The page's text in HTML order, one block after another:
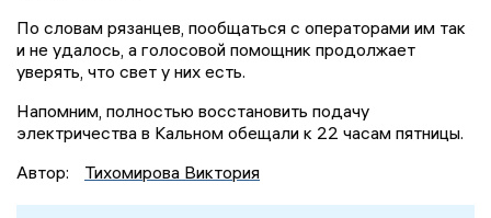
По словам рязанцев, пообщаться с операторами им так
и не удалось, а голосовой помощник продолжает
уверять, что свет у них есть.
Напомним, полностью восстановить подачу
электричества в Кальном обещали к 22 часам пятницы.
Автор:
Тихомирова Виктория